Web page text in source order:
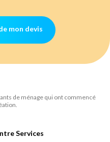
mon devis
de ménage qui ont commencé
Services